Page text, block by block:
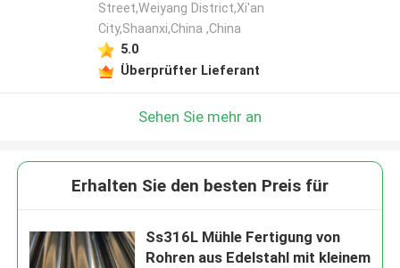
Street,Weiyang District,Xi'an
City,Shaanxi,China ,China
5.0
Überprüfter Lieferant
Sehen Sie mehr an
Erhalten Sie den besten Preis für
Ss316L Mühle Fertigung von
Rohren aus Edelstahl mit kleinem